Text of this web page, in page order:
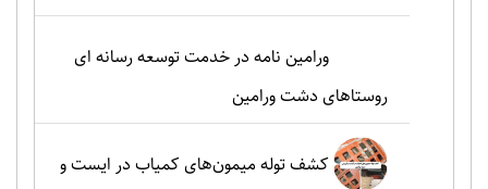
ورامین نامه در خدمت توسعه رسانه ای
روستاهای دشت ورامین
کشف توله میمون‌های کمیاب در ایست و